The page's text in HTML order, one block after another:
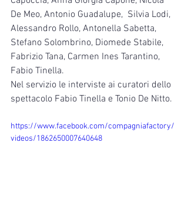
De Meo, Antonio Guadalupe,  Silvia Lodi,
Alessandro Rollo, Antonella Sabetta,
Stefano Solombrino, Diomede Stabile,
Fabrizio Tana, Carmen Ines Tarantino,
Fabio Tinella.
Nel servizio le interviste ai curatori dello
spettacolo Fabio Tinella e Tonio De Nitto.
https://www.facebook.com/compagniafactory/
videos/1862650007640648